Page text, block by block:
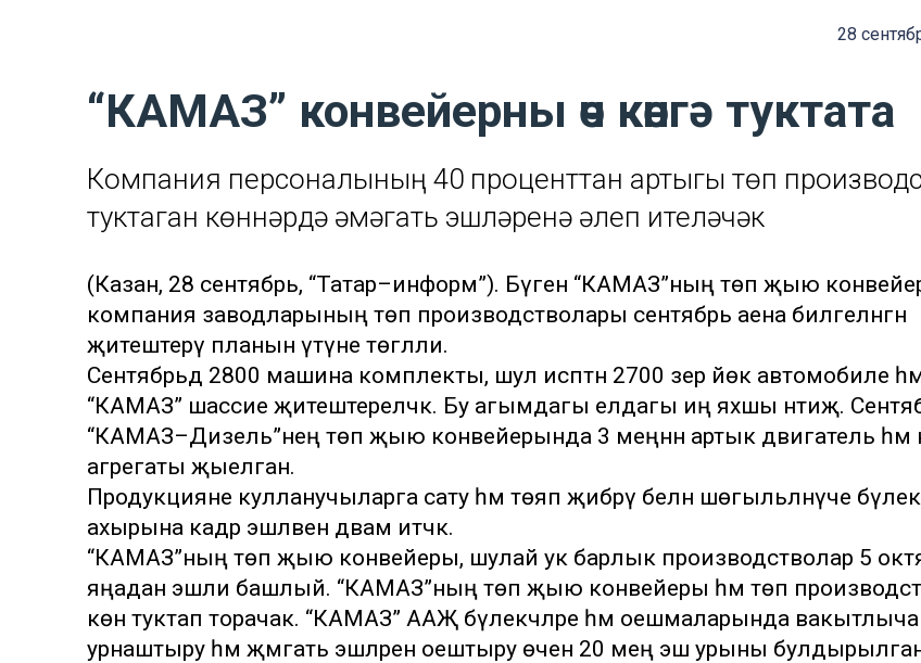
28
“КАМАЗ” конвейерны өч көнгә туктата
Компания персоналының 40 проценттан артыгы төп
туктаган көннәрдә җәмәгать эшләренә җәлеп ителәчәк
(Казан, 28 сентябрь, “Татар–информ”). Бүген “КАМАЗ”ның төп җыю
компания заводларының төп производстволары сентябрь аена билгеләнгән
җитештерү планын үтәүне төгәлли.
Сентябрьдә 2800 машина комплекты, шул исәптән 2700 әзер йөк автомобиле
“КАМАЗ” шассие җитештереләчәк. Бу агымдагы елдагы иң яхшы нәтиҗә.
“КАМАЗ–Дизель”нең төп җыю конвейерында 3 меңнән артык двигатель һәм
агрегаты җыелган.
Продукцияне кулланучыларга сату һәм төяп җибәрү белән шөгыльләнүче
ахырына кадәр эшләвен дәвам итәчәк.
“КАМАЗ”ның төп җыю конвейеры, шулай ук барлык производстволар 5
яңадан эшли башлый. “КАМАЗ”ның төп җыю конвейеры һәм төп
көн туктап торачак. “КАМАЗ” ААҖ бүлекчәләре һәм оешмаларында вакытлыча
урнаштыру һәм җәмәгать эшләрен оештыру өчен 20 мең эш урыны